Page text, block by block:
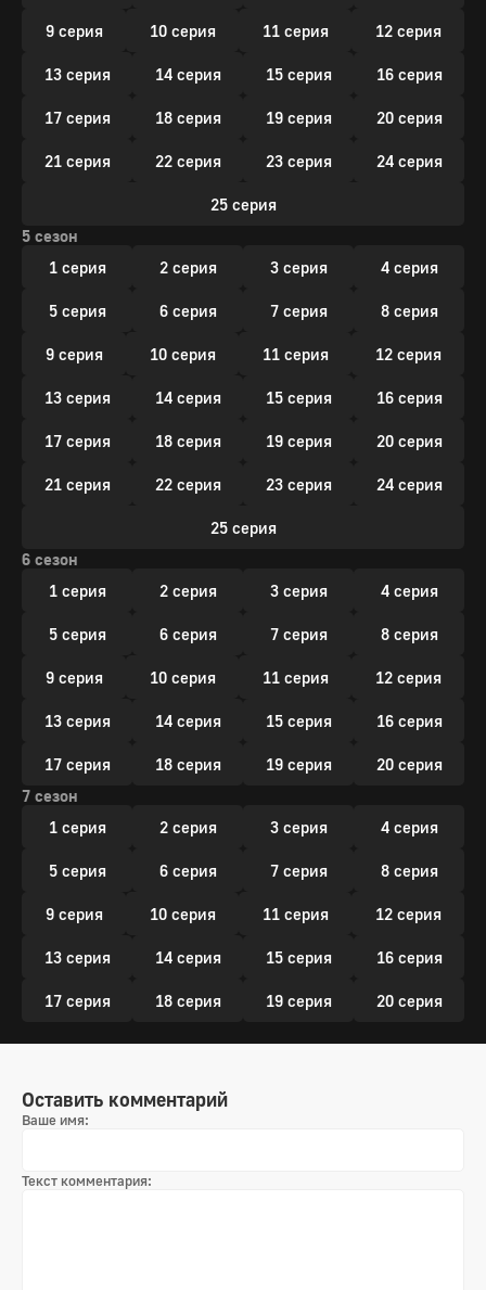
9 серия 10 серия 11 серия 12 серия
13 серия 14 серия 15 серия 16 серия
17 серия 18 серия 19 серия 20 серия
21 серия 22 серия 23 серия 24 серия
25 серия
5 сезон
1 серия
2 серия 3 серия 4 серия
5 серия 6 серия 7 серия 8 серия
9 серия 10 серия 11 серия 12 серия
13 серия 14 серия 15 серия 16 серия
17 серия 18 серия 19 серия 20 серия
21 серия 22 серия 23 серия 24 серия
25 серия
6 сезон
1 серия
2 серия 3 серия 4 серия
5 серия 6 серия 7 серия 8 серия
9 серия 10 серия 11 серия 12 серия
13 серия 14 серия 15 серия 16 серия
17 серия 18 серия 19 серия
20 серия
7 сезон
1 серия
2 серия 3 серия 4 серия
5 серия 6 серия 7 серия 8 серия
9 серия 10 серия 11 серия 12 серия
13 серия 14 серия 15 серия 16 серия
17 серия 18 серия 19 серия 20 серия
Оставить комментарий
Ваше имя:
Текст комментария: